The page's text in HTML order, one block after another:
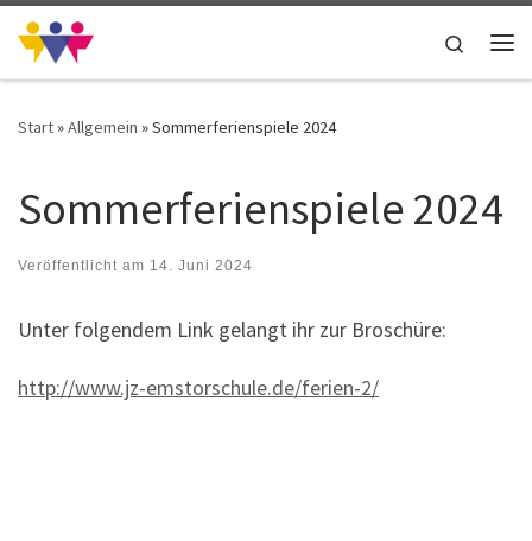
Zum Inhalt springen
Search
Start»Allgemein »Sommerferienspiele 2024
Sommerferienspiele 2024
Veröffentlicht am 14. Juni 2024
Unter folgendem Link gelangt ihr zur Broschüre:
http://www.jz-emstorschule.de/ferien-2/